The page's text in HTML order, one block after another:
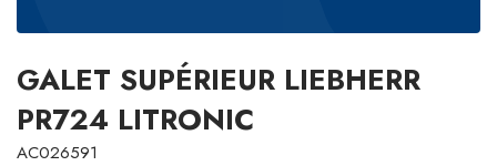
GALET SUPÉRIEUR LIEBHERR
PR724 LITRONIC
AC026591